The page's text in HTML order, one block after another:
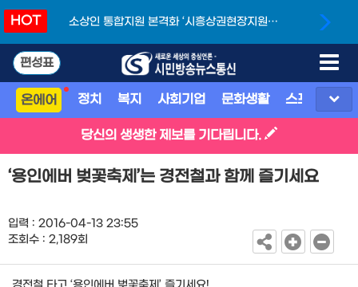
HOT
소상인 통합지원 본격화 ‘시흥상권현장지원단’
편성표
온에어 정치 복지 사회기업 문화생활 스포츠 지
당신의 생생한 제보를 기다립니다.
‘용인에버 벚꽃축제’는 경전철과 함께 즐기세요
입력 : 2016-04-13 23:55
조회수 : 2,189회